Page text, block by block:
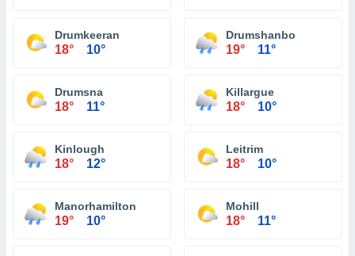
Drumkeeran
18° 10°
Drumshanbo
19° 11°
Drumsna
18° 11°
Killargue
18° 10°
Kinlough
18° 12°
Leitrim
18° 10°
Manorhamilton
19° 10°
Mohill
18° 11°